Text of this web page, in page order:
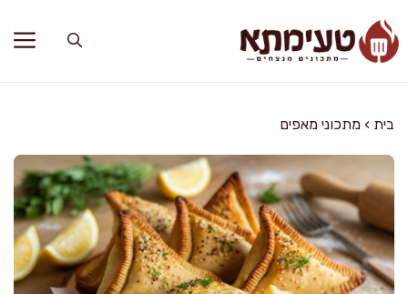
לתוכן
בית › מתכוני מאפים